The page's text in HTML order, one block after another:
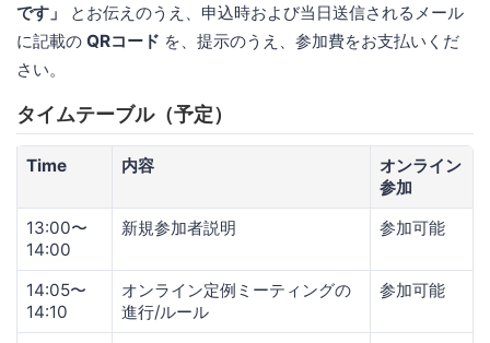
です」
とお伝えのうえ、申込時および当日送信されるメール
に記載の QRコード を、提示のうえ、参加費をお支払いくだ
さい。
タイムテーブル（予定）
Time 内容
オンライン
参加
13:00〜
14:00
新規参加者説明 参加可能
14:05〜
14:10
オンライン定例ミーティングの
進行/ルール
参加可能